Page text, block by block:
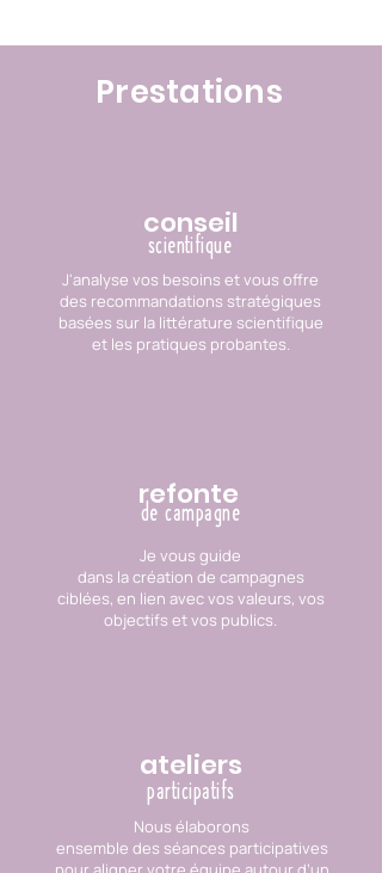
Prestations
conseil
scientifique
J'analyse vos besoins et vous offre
des recommandations stratégiques
basées sur la littérature scientifique
et les pratiques probantes.
refonte
de campagne
Je vous guide
dans la création de campagnes
ciblées, en lien avec vos valeurs, vos
objectifs et vos publics.
ateliers
participatifs
Nous élaborons
ensemble des séances participatives